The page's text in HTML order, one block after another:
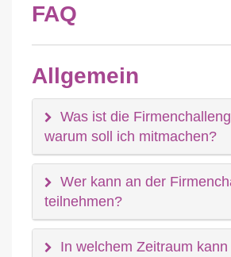
FAQ
Allgemein
Was ist die
warum soll ich mitmachen?
Wer kann an der
teilnehmen?
In welchem Zeitraum